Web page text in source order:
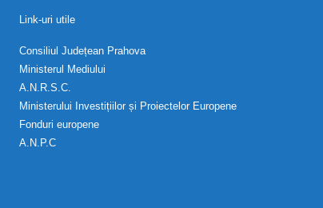
Link-uri utile
Consiliul Județean Prahova
Ministerul Mediului
A.N.R.S.C.
Ministerului Investițiilor și Proiectelor Europene
Fonduri europene
A.N.P.C